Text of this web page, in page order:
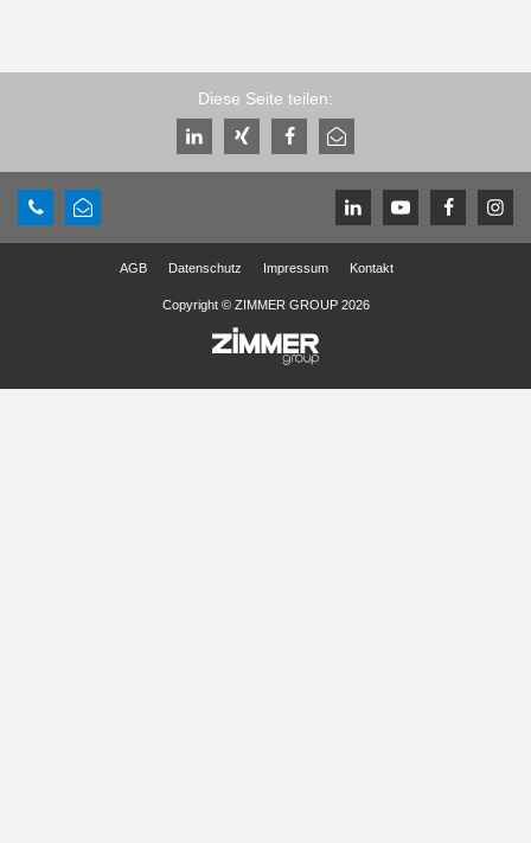
Diese Seite teilen:
AGB Datenschutz Impressum Kontakt
Copyright © ZIMMER GROUP 2026